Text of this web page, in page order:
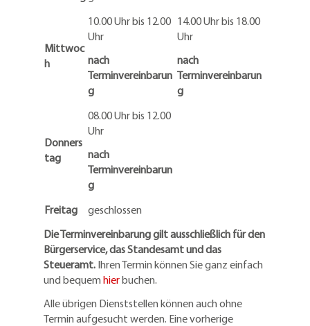
Mittwoc
h
10.00 Uhr bis 12.00
Uhr
nach
Terminvereinbarun
g
14.00 Uhr bis 18.00
Uhr
nach
Terminvereinbarun
g
Donners
tag
08.00 Uhr bis 12.00
Uhr
nach
Terminvereinbarun
g
Freitag
geschlossen
Die Terminvereinbarung gilt ausschließlich für den
Bürgerservice, das Standesamt und das
Steueramt. Ihren Termin können Sie ganz einfach
und bequem hierbuchen.
Alle übrigen Dienststellen können auch ohne
Termin aufgesucht werden. Eine vorherige